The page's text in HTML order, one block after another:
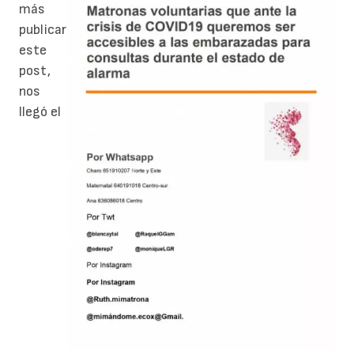
más
publicar
este
post,
nos
llegó el